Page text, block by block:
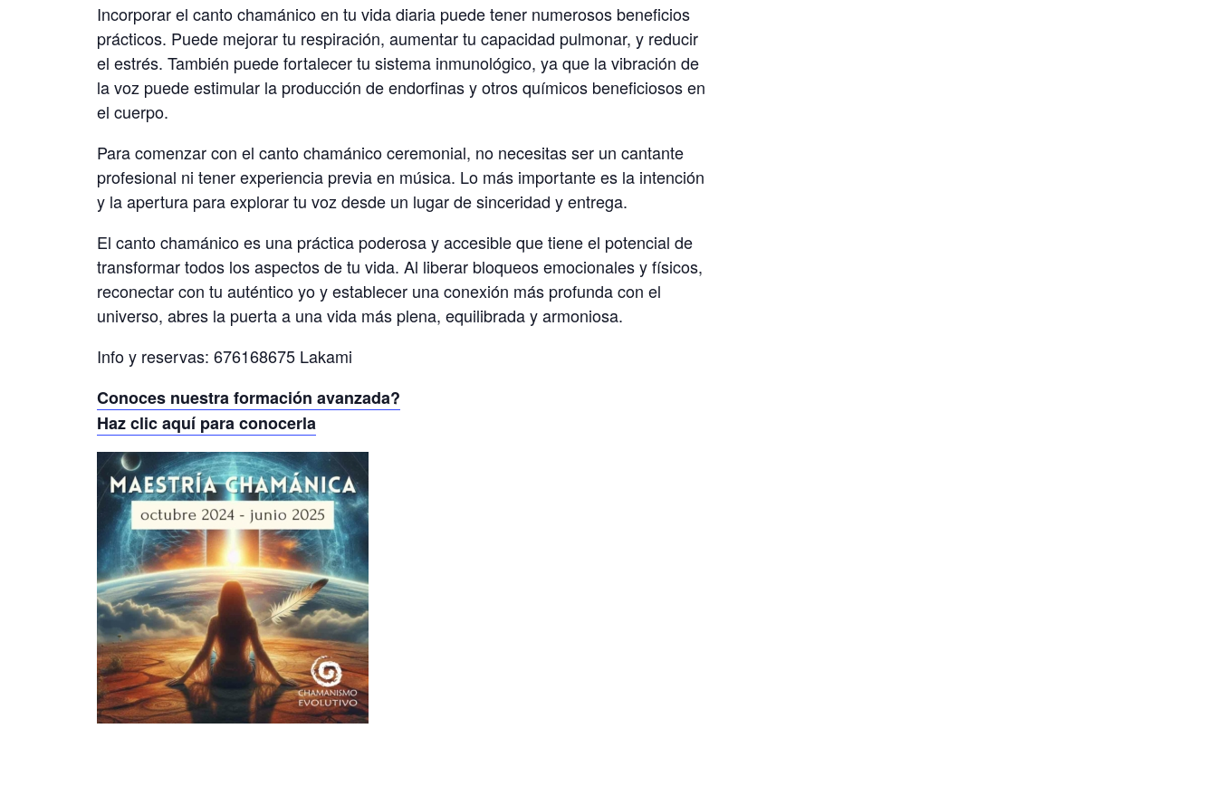
Incorporar el canto chamánico en tu vida diaria puede tener numerosos beneficios
prácticos. Puede mejorar tu respiración, aumentar tu capacidad pulmonar, y reducir
el estrés. También puede fortalecer tu sistema inmunológico, ya que la vibración de
la voz puede estimular la producción de endorfinas y otros químicos beneficiosos en
el cuerpo.
Para comenzar con el canto chamánico ceremonial, no necesitas ser un cantante
profesional ni tener experiencia previa en música. Lo más importante es la intención
y la apertura para explorar tu voz desde un lugar de sinceridad y entrega.
El canto chamánico es una práctica poderosa y accesible que tiene el potencial de
transformar todos los aspectos de tu vida. Al liberar bloqueos emocionales y físicos,
reconectar con tu auténtico yo y establecer una conexión más profunda con el
universo, abres la puerta a una vida más plena, equilibrada y armoniosa.
Info y reservas: 676168675 Lakami
Conoces nuestra formación avanzada?
Haz clic aquí para conocerla